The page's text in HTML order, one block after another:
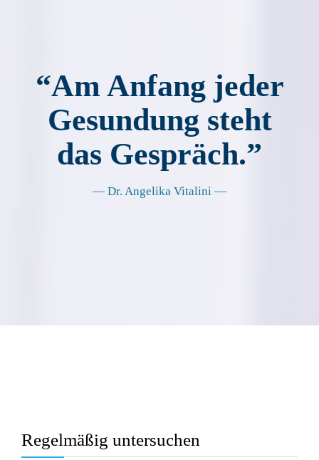
“Am Anfang jeder
Gesundung steht
das Gespräch.”
— Dr. Angelika Vitalini —
Regelmäßig untersuchen